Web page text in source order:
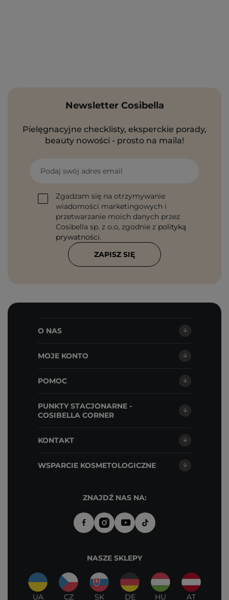
Newsletter Cosibella
Pielęgnacyjne checklisty, eksperckie porady,
beauty nowości - prosto na maila!
Podaj swój adres email
Zgadzam się na otrzymywanie
wiadomości marketingowych i
przetwarzanie moich danych przez
Cosibella sp. z o.o, zgodnie z polityką
prywatności.
ZAPISZ SIĘ
O NAS
MOJE KONTO
POMOC
PUNKTY STACJONARNE -
COSIBELLA CORNER
KONTAKT
WSPARCIE KOSMETOLOGICZNE
ZNAJDŹ NAS NA:
NASZE SKLEPY
UA CZ SK DE HU AT